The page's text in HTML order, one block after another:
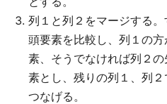
列１と列２をマージする
頭要素を比較し、列１の
素、そうでなければ列２
素とし、残りの列１、列
つなげる。